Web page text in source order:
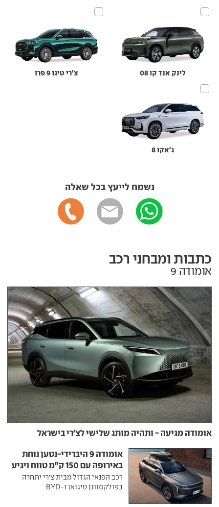
לינק אנד קו 08 צ'רי טיגו 9 פרו
ג'אקו 8
נשמח לייעץ בכל שאלה
כתבות ומבחני רכב
אומודה 9
אומודה מגיעה - ותהיה מותג שלישי לצ'רי בישראל
אומודה 9 היברידי-נטען נוחת
באירופה עם 150 ק"מ טווח ויגיע
גם לישראל
רכב הפנאי הגדול מבית צ'רי יתחרה
בפולקסווגן טיגואן ו-BYD